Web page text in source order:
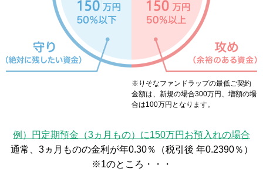
※りそなファンドラップの最低ご契約
金額は、新規の場合300万円、増額の場
合は100万円となります。
例）円定期預金（3ヵ月もの）に150万円お預入れの場合
通常、3ヵ月ものの金利が年0.30％（税引後 年0.2390％）
※1のところ・・・